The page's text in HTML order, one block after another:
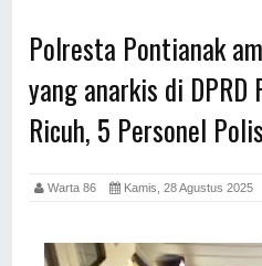
Polresta Pontianak
yang anarkis di
Ricuh, 5 Personel
Warta 86 Kamis, 28 Agustus 2025